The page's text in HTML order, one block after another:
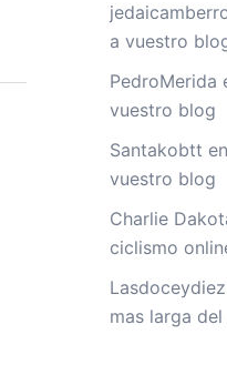
a vuestro
PedroMerida
vuestro blog
Santakobtt en
vuestro blog
Charlie
ciclismo
Lasdoceydiez
mas larga